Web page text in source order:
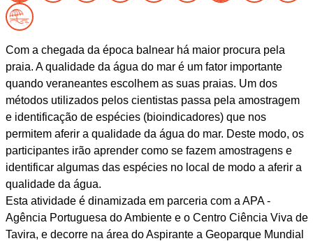
Com a chegada da época balnear há maior procura pela
praia. A qualidade da água do mar é um fator importante
quando veraneantes escolhem as suas praias. Um dos
métodos utilizados pelos cientistas passa pela amostragem
e identificação de espécies (bioindicadores) que nos
permitem aferir a qualidade da água do mar. Deste modo, os
participantes irão aprender como se fazem amostragens e
identificar algumas das espécies no local de modo a aferir a
qualidade da água.
Esta atividade é dinamizada em parceria com a APA -
Agência Portuguesa do Ambiente e o Centro Ciência Viva de
Tavira, e decorre na área do Aspirante a Geoparque Mundial